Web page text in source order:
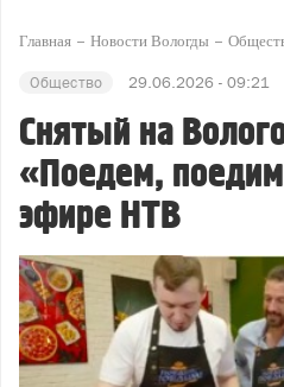
Главная Новости Вологды
Общество 29.06.2026 - 09:21
Снятый на
«Поедем,
эфире НТВ